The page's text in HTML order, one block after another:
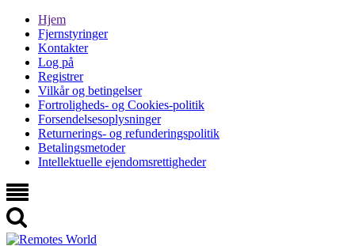
Hjem
Fjernstyringer
Kontakter
Log på
Registrer
Vilkår og betingelser
Fortroligheds- og Cookies-politik
Forsendelsesoplysninger
Returnerings- og refunderingspolitik
Betalingsmetoder
Intellektuelle ejendomsrettigheder